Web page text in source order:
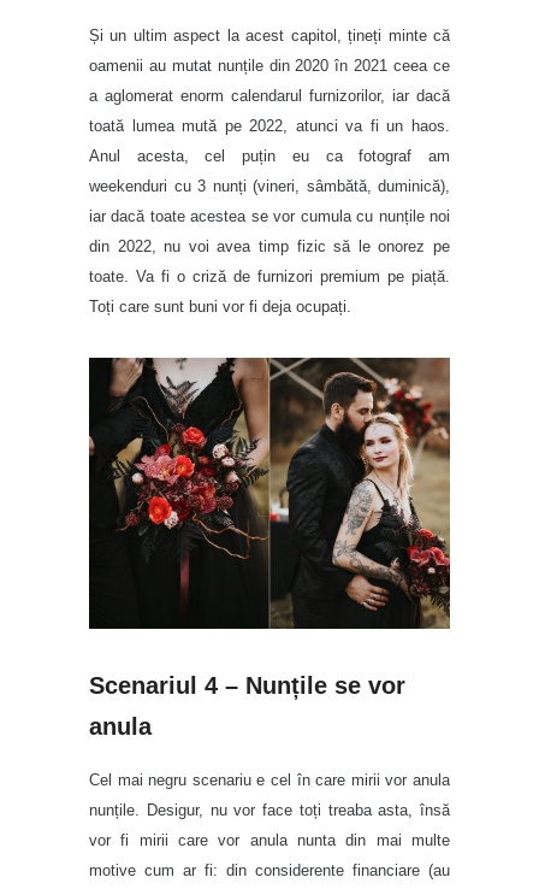
Și un ultim aspect la acest capitol, țineți minte că
oamenii au mutat nunțile din 2020 în 2021 ceea ce
a aglomerat enorm calendarul furnizorilor, iar dacă
toată lumea mută pe 2022, atunci va fi un haos.
Anul acesta, cel puțin eu ca fotograf am
weekenduri cu 3 nunți (vineri, sâmbătă, duminică),
iar dacă toate acestea se vor cumula cu nunțile noi
din 2022, nu voi avea timp fizic să le onorez pe
toate. Va fi o criză de furnizori premium pe piață.
Toți care sunt buni vor fi deja ocupați.
Scenariul 4 – Nunțile se vor
anula
Cel mai negru scenariu e cel în care mirii vor anula
nunțile. Desigur, nu vor face toți treaba asta, însă
vor fi mirii care vor anula nunta din mai multe
motive cum ar fi: din considerente financiare (au